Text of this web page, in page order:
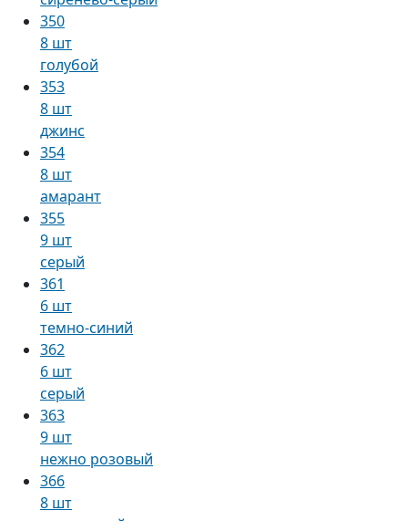
350
8 шт
голубой
353
8 шт
джинс
354
8 шт
амарант
355
9 шт
серый
361
6 шт
темно-синий
362
6 шт
серый
363
9 шт
нежно розовый
366
8 шт